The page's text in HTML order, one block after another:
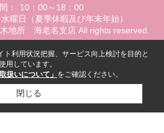
：
10：00～18：00
曜日（夏季休暇及び年末年始）
地所 海老名支店 All rights reserved.
ト利用状況把握、サービス向上検討を目的と
用しています。
扱いについて」 をご確認ください。
閉じる